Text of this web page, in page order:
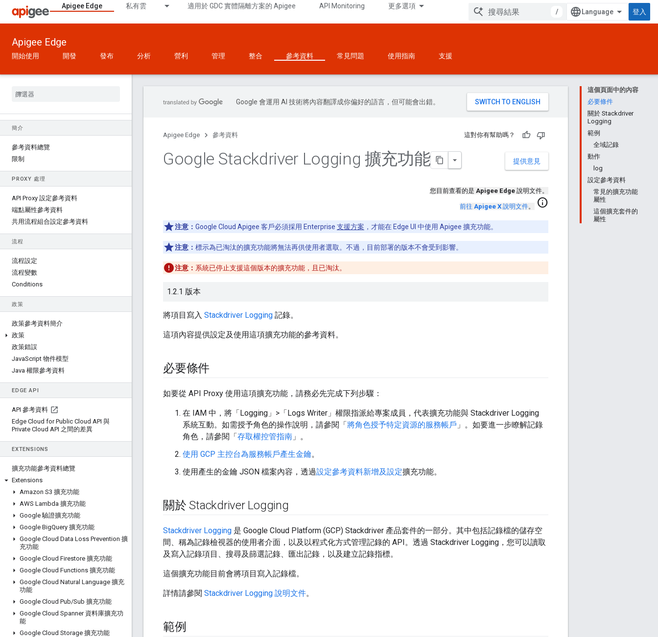
Apigee Edge 私有雲 適用於 GDC 實體隔離方案的 Apigee API Monitoring 更多選項
/ 登入
Apigee Edge
開始使用 開發 發布 分析 營利 管理 整合 參考資料 常見問題 使用指南 支援
簡介
參考資料總覽
限制
PROXY 處理
API Proxy 設定參考資料
端點屬性參考資料
共用流程組合設定參考資料
流程
流程設定
流程變數
Conditions
政策
政策參考資料簡介
政策
政策錯誤
JavaScript 物件模型
Java 權限參考資料
EDGE API
API 參考資料
Edge Cloud for Public Cloud API 與
Private Cloud API 之間的差異
EXTENSIONS
擴充功能參考資料總覽
Extensions
Amazon S3 擴充功能
AWS Lambda 擴充功能
Google 驗證擴充功能
Google BigQuery 擴充功能
Google Cloud Data Loss Prevention 擴
充功能
Google Cloud Firestore 擴充功能
Google Cloud Functions 擴充功能
Google Cloud Natural Language 擴充
功能
Google Cloud Pub/Sub 擴充功能
Google Cloud Spanner 資料庫擴充功
能
Google Cloud Storage 擴充功能
這個頁面中的內容
必要條件
關於 Stackdriver
Logging
範例
全域記錄
動作
log
設定參考資料
常見的擴充功能
屬性
這個擴充套件的
屬性
Google 會運用 AI 技術將內容翻譯成你偏好的語言，但可能會出錯。
Apigee Edge 參考資料 這對你有幫助嗎？
提供意見
Google Stackdriver Logging 擴充功能
您目前查看的是 Apigee Edge 說明文件。
前往 Apigee X 說明文件。 info
注意： Google Cloud Apigee 客戶必須採用 Enterprise 支援方案 ，才能在 Edge UI 中使用 Apigee 擴充功能。
注意： 標示為已淘汰的擴充功能將無法再供使用者選取。不過，目前部署的版本不會受到影響。
注意： 系統已停止支援這個版本的擴充功能，且已淘汰。
1.2.1 版本
將項目寫入 Stackdriver Logging 記錄。
這項內容提供設定及使用這項擴充功能的參考資料。
必要條件
如要從 API Proxy 使用這項擴充功能，請務必先完成下列步驟：
在 IAM 中，將「Logging」>「Logs Writer」權限指派給專案成員，代表擴充功能與 Stackdriver Logging
系統互動。如需授予角色的操作說明，請參閱「將角色授予特定資源的服務帳戶 」。如要進一步瞭解記錄
角色，請參閱「存取權控管指南 」。
使用 GCP 主控台為服務帳戶產生金鑰。
使用產生的金鑰 JSON 檔案內容，透過設定參考資料新增及設定擴充功能。
關於 Stackdriver Logging
Stackdriver Logging 是 Google Cloud Platform (GCP) Stackdriver 產品套件的一部分。其中包括記錄檔的儲存空
間、稱為記錄檢視器的使用者介面，以及以程式化方式管理記錄的 API。透過 Stackdriver Logging，您可以讀取
及寫入記錄項目、搜尋及篩選記錄、匯出記錄，以及建立記錄指標。
這個擴充功能目前會將項目寫入記錄檔。
詳情請參閱 Stackdriver Logging 說明文件。
範例